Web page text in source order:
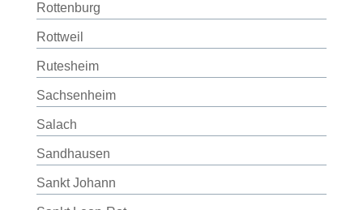
Rottenburg
Rottweil
Rutesheim
Sachsenheim
Salach
Sandhausen
Sankt Johann